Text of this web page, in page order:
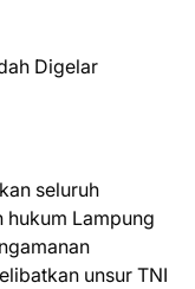
Digelar
seluruh
hukum Lampung
unsur TNI